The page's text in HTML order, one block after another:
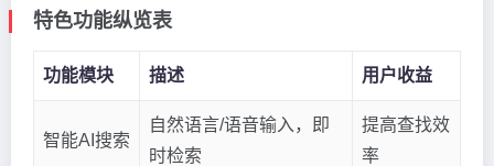
特色功能纵览表
功能模块 描述 用户收益
智能AI搜索
自然语言/语音输入，即
时检索
提高查找效
率